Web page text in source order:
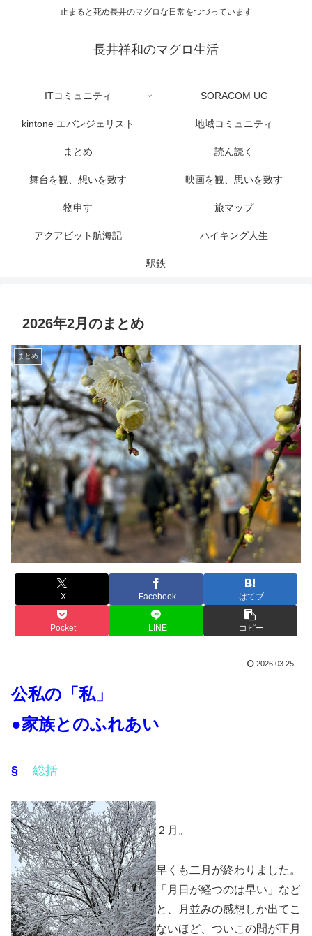
止まると死ぬ長井のマグロな日常をつづっています
長井祥和のマグロ生活
ITコミュニティ SORACOM UG
kintone エバンジェリスト 地域コミュニティ
まとめ 読ん読く
舞台を観、想いを致す 映画を観、思いを致す
物申す 旅マップ
アクアビット航海記 ハイキング人生
駅鉄
2026年2月のまとめ
まとめ
X Facebook はてブ
Pocket LINE コピー
2026.03.25
公私の「私」
●家族とのふれあい
§ 総括
２月。
早くも二月が終わりました。
「月日が経つのは早い」など
と、月並みの感想しか出てこ
ないほど、ついこの間が正月